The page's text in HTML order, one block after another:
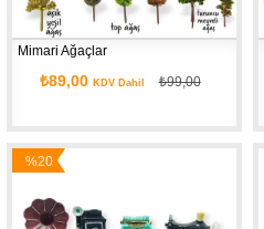
Mimari Ağaçlar
₺89,00 KDV Dahil ₺99,00
%20